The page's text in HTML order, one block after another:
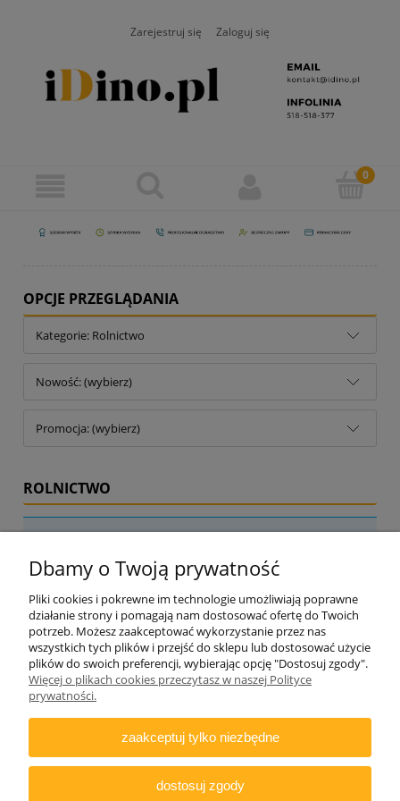
Zarejestruj się Zaloguj się
OPCJE PRZEGLĄDANIA
Kategorie: Rolnictwo
Nowość: (wybierz)
Promocja: (wybierz)
ROLNICTWO
ZAMAWIANIE
DODATKOWE
Dbamy o Twoją prywatność
Pliki cookies i pokrewne im technologie umożliwiają poprawne
działanie strony i pomagają nam dostosować ofertę do Twoich
potrzeb. Możesz zaakceptować wykorzystanie przez nas
wszystkich tych plików i przejść do sklepu lub dostosować użycie
plików do swoich preferencji, wybierając opcję "Dostosuj zgody".
Więcej o plikach cookies przeczytasz w naszej Polityce
prywatności.
zaakceptuj tylko niezbędne
dostosuj zgody